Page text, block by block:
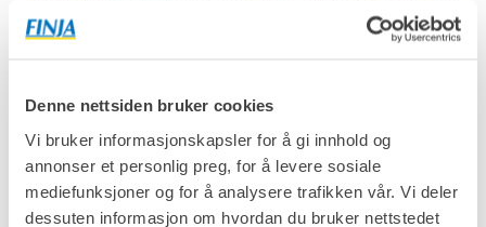
Denne nettsiden bruker cookies
Vi bruker informasjonskapsler for å gi innhold og
annonser et personlig preg, for å levere sosiale
mediefunksjoner og for å analysere trafikken vår. Vi deler
dessuten informasjon om hvordan du bruker nettstedet